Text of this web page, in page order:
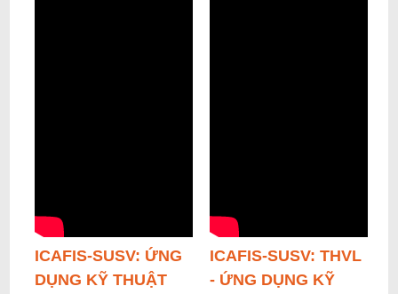
ICAFIS-SUSV: ỨNG
DỤNG KỸ THUẬT
ICAFIS-SUSV: THVL
- ỨNG DỤNG KỸ